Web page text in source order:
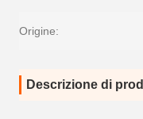
Origine:
Descrizione di